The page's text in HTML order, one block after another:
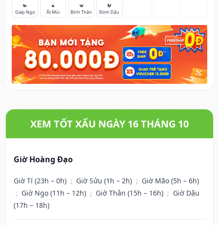
🐎
Giáp Ngọ
🐐
Ất Mùi
🐒
Bính Thân
🐓
Đinh Dậu
XEM TỐT XẤU NGÀY 16 THÁNG 10
Giờ Hoàng Đạo
Giờ Tí (23h – 0h) ; Giờ Sửu (1h – 2h) ; Giờ Mão (5h – 6h)
; Giờ Ngọ (11h – 12h) ; Giờ Thân (15h – 16h) ; Giờ Dậu
(17h – 18h)